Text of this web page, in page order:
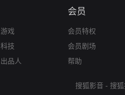
游戏
科技
出品人
会员
会员特权
会员剧场
帮助
搜狐影音 - 搜